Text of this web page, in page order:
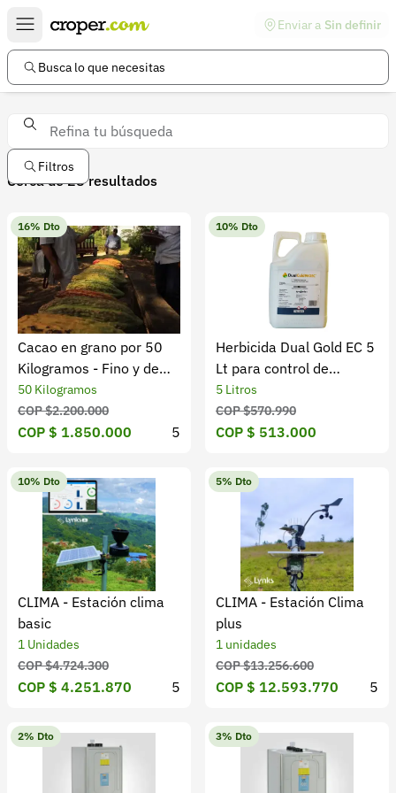
Enviar a Sin definir
Busca lo que necesitas
Filtros
Productos ofertas agropecuarias en croper | descuentos en
Cerca de 28 resultados
16% Dto
Cacao en grano por 50
Kilogramos - Fino y de
Aroma
50 Kilogramos
COP $2.200.000
COP $ 1.850.000 5
10% Dto
Herbicida Dual Gold EC 5
Lt para control de
malezas en cultivos
5 Litros
COP $570.990
COP $ 513.000
10% Dto
CLIMA - Estación clima
basic
1 Unidades
COP $4.724.300
COP $ 4.251.870 5
5% Dto
CLIMA - Estación Clima
plus
1 unidades
COP $13.256.600
COP $ 12.593.770 5
2% Dto 3% Dto
Enlaces de interés
Preguntas frecuentes
Información legal
Política de devoluciones
Política de privacidad
Cuenta
Iniciar sesión
Registrarse
Recuperar contraseña
Contacto
Soporte
+57 323 2931928
contacto@croper.com
© 2026 Croper.com Todos los derechos reservados
Versión 5.45.0
Síguenos